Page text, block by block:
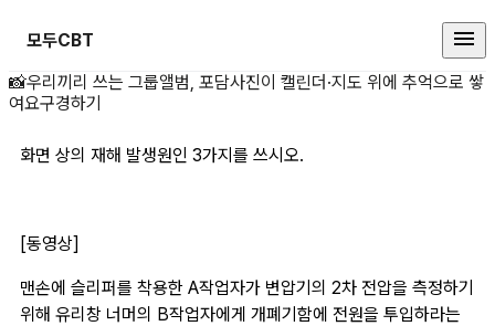
모두CBT
화면 상의 재해 발생원 상세 페이지
📸우리끼리 쓰는 그룹앨범, 포담사진이 캘린더·지도 위에 추억으로 쌓
여요구경하기
화면 상의 재해 발생원인 3가지를 쓰시오.
[동영상]
맨손에 슬리퍼를 착용한 A작업자가 변압기의 2차 전압을 측정하기
위해 유리창 너머의 B작업자에게 개폐기함에 전원을 투입하라는